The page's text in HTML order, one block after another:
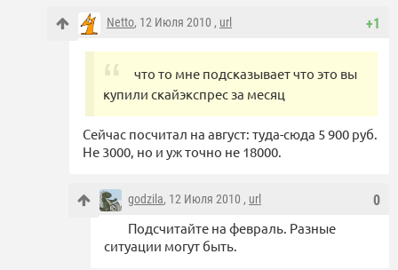
+1
Netto, 12 Июля 2010 , url
что то мне подсказывает что это вы
купили скайэкспрес за месяц
Сейчас посчитал на август: туда-сюда 5 900 руб.
Не 3000, но и уж точно не 18000.
0
godzila, 12 Июля 2010 , url
Подсчитайте на февраль. Разные
ситуации могут быть.